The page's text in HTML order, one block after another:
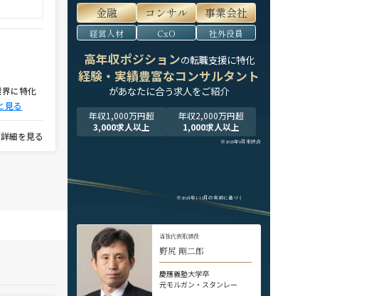
に特化
見る
詳細を見る
金融 コンサル 事業会社
経営人材 CxO 社外役員
高年収ポジションの転職支援に特化
経験・実績豊富なコンサルタント
があなたに合う求人をご紹介
年収1,000万円超
3,000求人以上
年収2,000万円超
1,000求人以上
※2025年9月末時点
※2024年1-12月の実績に基づく
当社代表取締役
野尻 剛二郎
慶應義塾大学卒
元モルガン・スタンレー